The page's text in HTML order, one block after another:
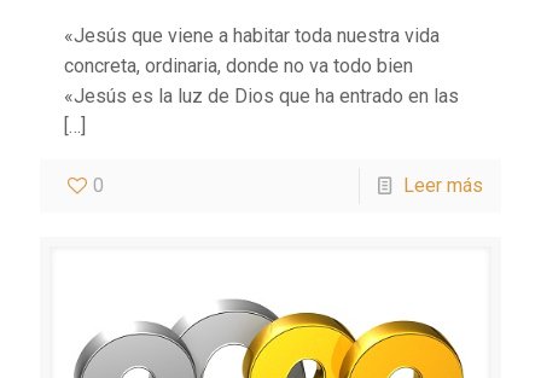
«Jesús que viene a habitar toda nuestra vida
concreta, ordinaria, donde no va todo bien
«Jesús es la luz de Dios que ha entrado en las
[…]
0 Leer más